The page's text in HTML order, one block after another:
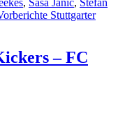
, Sasa Janic, Stefan
Stuttgarter
– FC